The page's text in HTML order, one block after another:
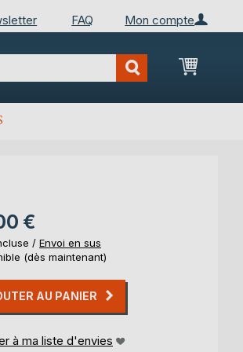
Mon compte
FAQ
Mon
€
/ Envoi en sus
(dès maintenant)
AU PANIER
à ma liste d'envies